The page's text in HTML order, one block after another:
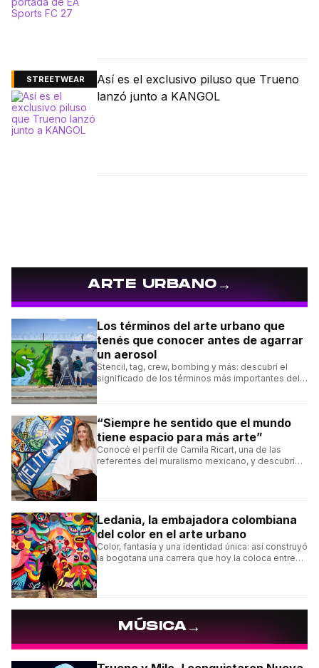
STREETWEAR
Así es el exclusivo piluso que Trueno
lanzó junto a KANGOL
ARTE URBANO→
Los términos del arte urbano que
tenés que conocer antes de agarrar
un aerosol
Stencil, tag, crew, bombing y más: descubrí el
significado de los términos más importantes del
“Siempre he sentido que el mundo
tiene espacio para más arte”
Conocé el perfil de Camila Ricart, una de las
referentes del muralismo mexicano, y descubrí
Ledania, la embajadora colombiana
del color en el arte urbano
Color, fantasía y una identidad única: así construyó
la bogotana una carrera que hoy la coloca entre
MÚSICA→